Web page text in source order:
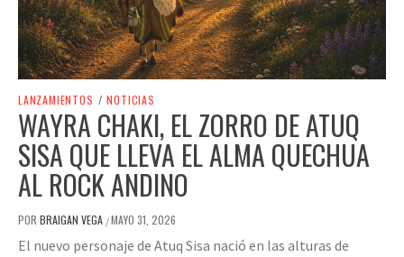
LANZAMIENTOS / NOTICIAS
WAYRA CHAKI, EL ZORRO DE ATUQ
SISA QUE LLEVA EL ALMA QUECHUA
AL ROCK ANDINO
POR BRAIGAN VEGA /MAYO 31, 2026
El nuevo personaje de Atuq Sisa nació en las alturas de